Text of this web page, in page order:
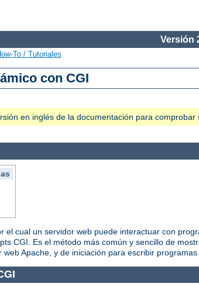
Versión
To / Tutoriales
con CGI
en inglés de la documentación para
el cual un servidor web puede interactuar con
CGI. Es el método más común y sencillo de
Apache, y de iniciación para escribir programas